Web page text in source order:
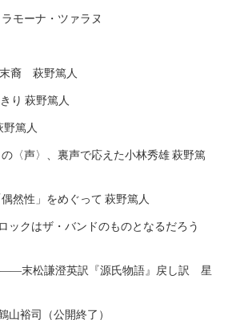
モーナ・ツァラヌ
裔 萩野篤人
り 萩野篤人
野篤人
〈声〉、裏声で応えた小林秀雄 萩野篤
然性」をめぐって 萩野篤人
ックはザ・バンドのものとなるだろう
末松謙澄英訳『源氏物語』戻し訳 星
裕司（公開終了）